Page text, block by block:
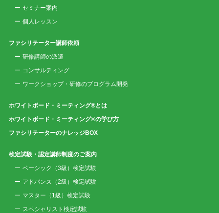
セミナー案内
個人レッスン
ファシリテーター講師依頼
研修講師の派遣
コンサルティング
ワークショップ・研修のプログラム開発
ホワイトボード・ミーティング®とは
ホワイトボード・ミーティング®の学び方
ファシリテーターのナレッジBOX
検定試験・認定講師制度のご案内
ベーシック（3級）検定試験
アドバンス（2級）検定試験
マスター（1級）検定試験
スペシャリスト検定試験